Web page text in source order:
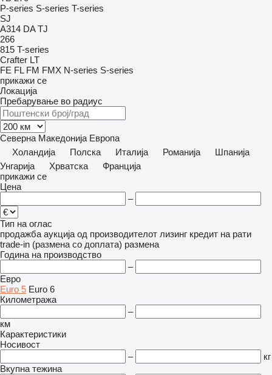
P-series S-series T-series
SJ
A314 DA TJ
266
815 T-series
Crafter LT
FE FL FM FMX N-series S-series
прикажи се
Локација
Пребарување во радиус
Северна Македонија Европа
Холандија
Полска Италија Романија
Шпанија
Унгарија
Хрватска
Франција
прикажи се
Цена
–
Тип на оглас
продажба аукција од производителот лизинг кредит на рати
trade-in (размена со доплата) размена
Година на производство
–
Евро
Euro 5 Euro 6
Километража
–
км
Карактеристики
Носивост
–
кг
Вкупна тежина